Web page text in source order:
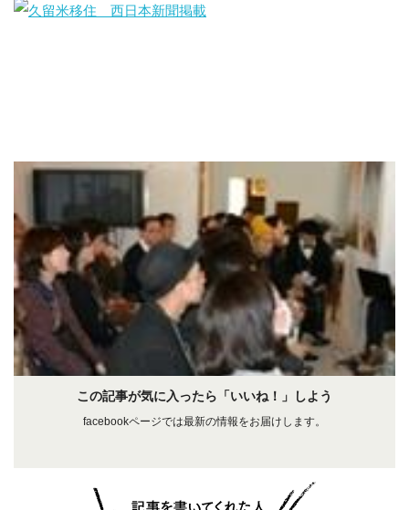
この記事が気に入ったら「いいね！」しよう
facebookページでは最新の情報をお届けします。